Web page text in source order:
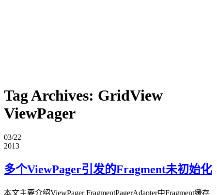
Tag Archives: GridView
ViewPager
03/22
2013
多个ViewPager引发的Fragment未初始化
本文主要介绍ViewPager FragmentPagerAdapter中Fragment缓存